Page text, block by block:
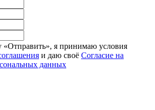
я принимаю условия
и даю своё Согласие на
данных